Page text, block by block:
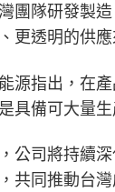
團隊研發製
更透明的供應
源指出，在
具備可大量
公司將持續
共同推動台